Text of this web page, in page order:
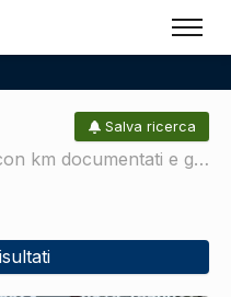
Salva ricerca
Berlina in pronta consegna con km documentati e garanzia.